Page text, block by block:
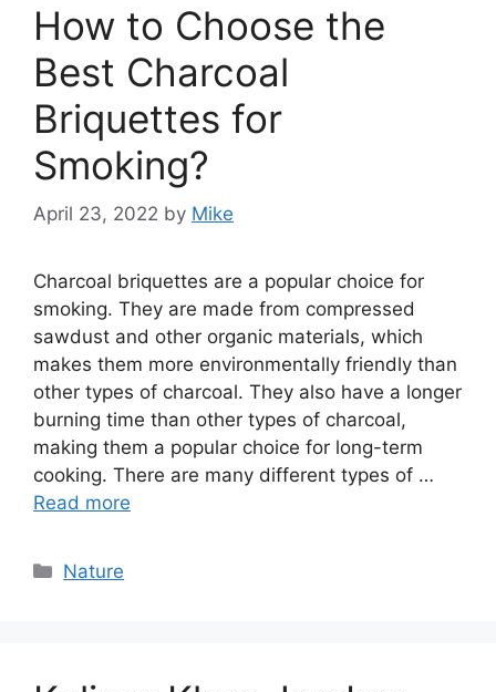
How to Choose the
Best Charcoal
Briquettes for
Smoking?
April 23, 2022 by Mike
Charcoal briquettes are a popular choice for
smoking. They are made from compressed
sawdust and other organic materials, which
makes them more environmentally friendly than
other types of charcoal. They also have a longer
burning time than other types of charcoal,
making them a popular choice for long-term
cooking. There are many different types of …
Read more
Categories
Nature